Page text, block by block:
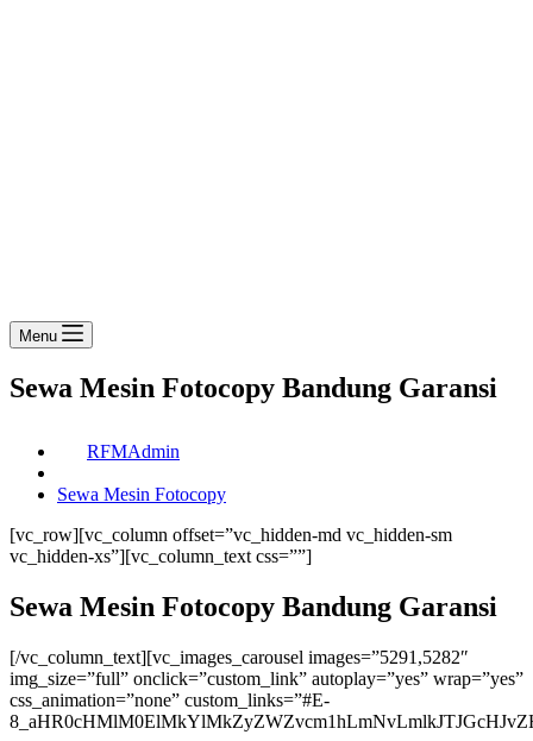
Menu
Sewa Mesin Fotocopy Bandung Garansi
RFMAdmin
Sewa Mesin Fotocopy
[vc_row][vc_column offset=”vc_hidden-md vc_hidden-sm
vc_hidden-xs”][vc_column_text css=””]
Sewa Mesin Fotocopy Bandung Garansi
[/vc_column_text][vc_images_carousel images=”5291,5282″
img_size=”full” onclick=”custom_link” autoplay=”yes” wrap=”yes”
css_animation=”none” custom_links=”#E-